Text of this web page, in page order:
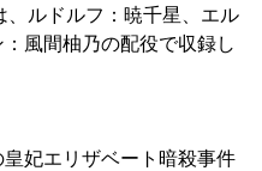
ルドルフ：暁千星、エル
風間柚乃の配役で収録し
妃エリザベート暗殺事件